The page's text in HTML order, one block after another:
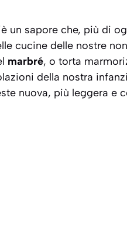
un sapore che, più di
cucine delle nostre
marbré, o torta
della nostra
nuova, più leggera e